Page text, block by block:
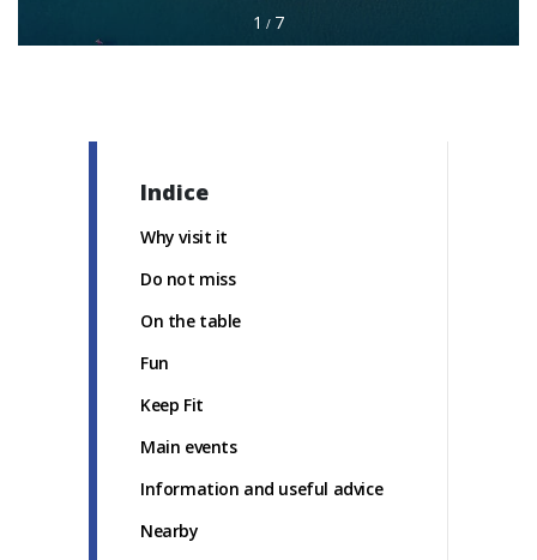
1 / 7
Indice
Why visit it
Do not miss
On the table
Fun
Keep Fit
Main events
Information and useful advice
Nearby